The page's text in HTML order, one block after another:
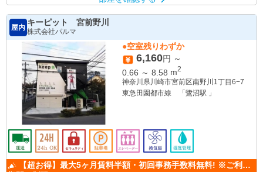
屋内
キーピット 宮前野川
株式会社パルマ
●空室残りわずか
6,160円 ～
0.66 ～ 8.58 m2
神奈川県川崎市宮前区南野川1丁目6−7
東急田園都市線 「鷺沼駅 」